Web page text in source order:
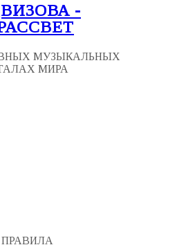
-
МУЗЫКАЛЬНЫХ
МИРА